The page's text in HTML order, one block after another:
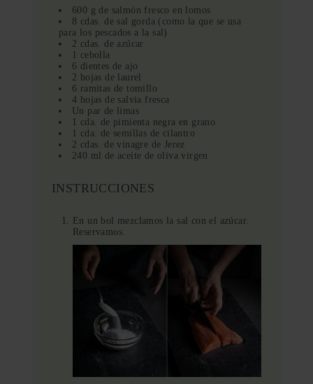
600 g de salmón fresco en lomos
8 cdas. de sal gorda (como la que se usa
para los pescados a la sal)
2 cdas. de azúcar
1 cebolla
6 dientes de ajo
2 hojas de laurel
6 ramitas de tomillo
4 hojas de salvia fresca
Un par de limas
1 cda. de pimienta negra en grano
1 cda. de semillas de cilantro
2 cdas. de vinagre de Jerez
240 ml de aceite de oliva virgen
INSTRUCCIONES
En un bol mezclamos la sal con el azúcar.
Reservamos.